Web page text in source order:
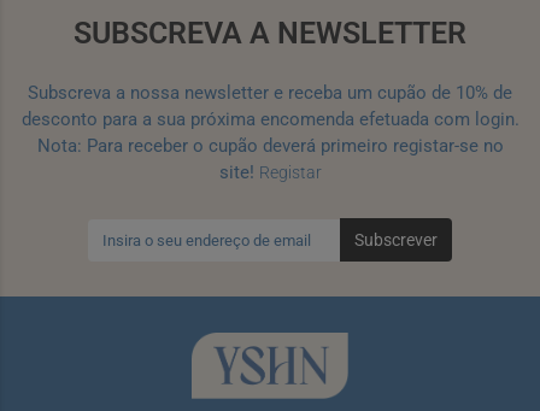
SUBSCREVA A NEWSLETTER
Subscreva a nossa newsletter e receba um cupão de 10% de
desconto para a sua próxima encomenda efetuada com login.
Nota: Para receber o cupão deverá primeiro registar-se no
site! Registar
Subscrever